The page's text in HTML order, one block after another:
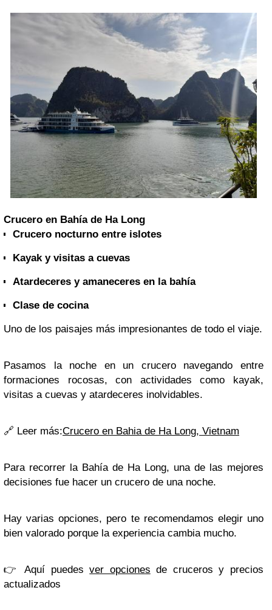
Crucero en Bahía de Ha Long
Crucero nocturno entre islotes
Kayak y visitas a cuevas
Atardeceres y amaneceres en la bahía
Clase de cocina
Uno de los paisajes más impresionantes de todo el viaje.
Pasamos la noche en un crucero navegando entre
formaciones rocosas, con actividades como kayak,
visitas a cuevas y atardeceres inolvidables.
🔗 Leer más:Crucero en Bahia de Ha Long, Vietnam
Para recorrer la Bahía de Ha Long, una de las mejores
decisiones fue hacer un crucero de una noche.
Hay varias opciones, pero te recomendamos elegir uno
bien valorado porque la experiencia cambia mucho.
👉 Aquí puedesver opciones de cruceros y precios
actualizados